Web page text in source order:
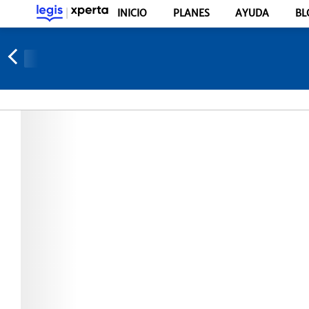
INICIO PLANES AYUDA